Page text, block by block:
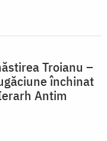
Troianu –
închinat
Antim